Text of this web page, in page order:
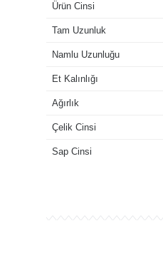
Ürün Cinsi
Tam Uzunluk
Namlu Uzunluğu
Et Kalınlığı
Ağırlık
Çelik Cinsi
Sap Cinsi